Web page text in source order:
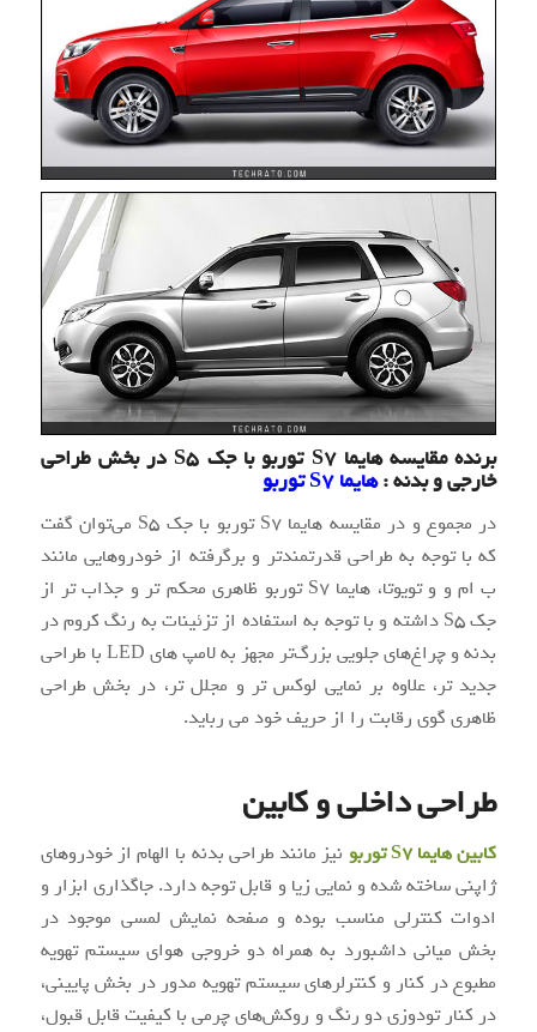
برنده مقایسه هایما S7 توربو با جک S5 در بخش طراحی
خارجی و بدنه :هایما S7 توربو
در مجموع و در مقایسه هایما S7 توربو با جک S5 می‌توان گفت
که با توجه به طراحی قدرتمند‌تر و برگرفته از خودروهایی مانند
ب ام و و تویوتا، هایما S7 توربو ظاهری محکم تر و جذاب تر از
جک S5 داشته و با توجه به استفاده از تزئینات به رنگ کروم در
بدنه و چراغ‌های جلویی بزرگ‌تر مجهز به لامپ های LED با طراحی
جدید تر، علاوه بر نمایی لوکس تر و مجلل تر، در بخش طراحی
ظاهری گوی رقابت را از حریف خود می رباید.
طراحی داخلی و کابین
کابین هایما S7 توربو
نیز مانند طراحی بدنه با الهام از خودروهای
ژاپنی ساخته شده و نمایی زیا و قابل توجه دارد. جاگذاری ابزار و
ادوات کنترلی مناسب بوده و صفحه نمایش لمسی موجود در
بخش میانی داشبورد به همراه دو خروجی هوای سیستم تهویه
مطبوع در کنار و کنترلرهای سیستم تهویه مدور در بخش پایینی،
در کنار تودوزی دو رنگ و روکش‌های چرمی با کیفیت قابل قبول،